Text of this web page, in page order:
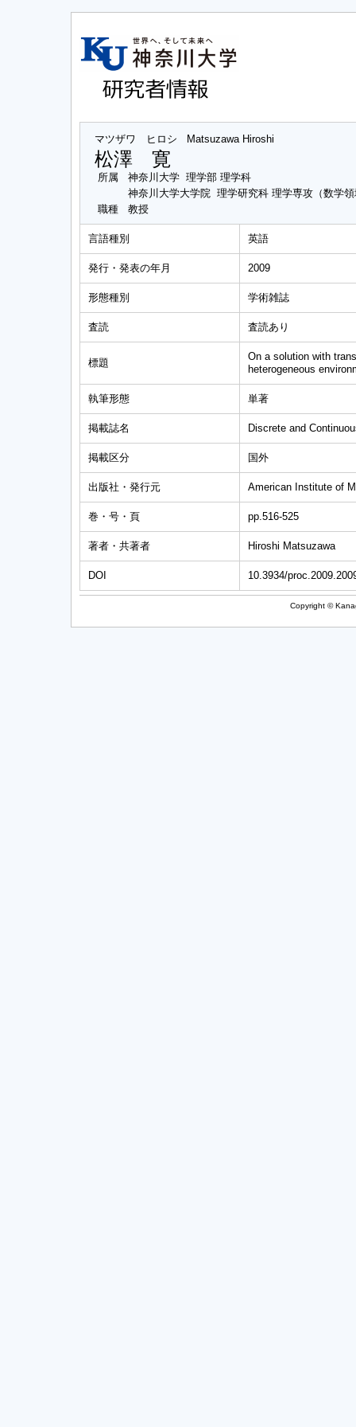
マツザワ ヒロシ Matsuzawa Hiroshi
松澤 寛
所属
神奈川大学 理学部 理学科
神奈川大学大学院 理学研究科 理学専攻（数学
職種
教授
言語種別 英語
発行・発表の年月 2009
形態種別 学術雑誌
査読 査読あり
標題
On a solution with
heterogeneous
執筆形態 単著
掲載誌名 Discrete and
掲載区分 国外
出版社・発行元 American Institute of
巻・号・頁 pp.516-525
著者・共著者 Hiroshi Matsuzawa
DOI 10.3934/
Copyright ©